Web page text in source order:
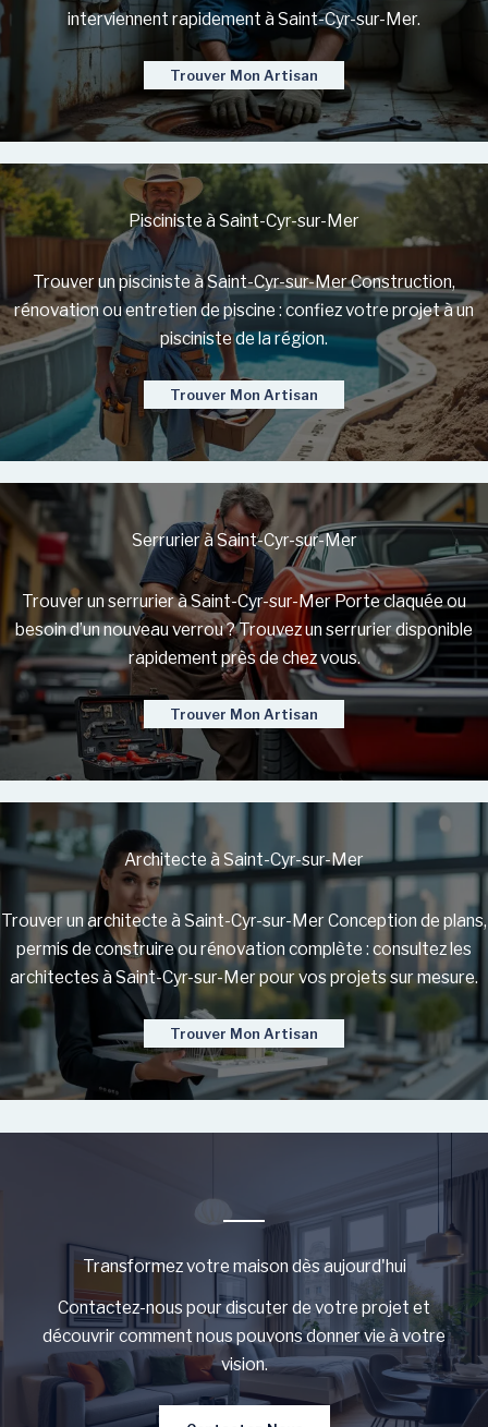
interviennent rapidement à Saint-Cyr-sur-Mer.
Trouver Mon Artisan
Pisciniste à Saint-Cyr-sur-Mer
Trouver un pisciniste à Saint-Cyr-sur-Mer Construction,
rénovation ou entretien de piscine : confiez votre projet à un
pisciniste de la région.
Trouver Mon Artisan
Serrurier à Saint-Cyr-sur-Mer
Trouver un serrurier à Saint-Cyr-sur-Mer Porte claquée ou
besoin d’un nouveau verrou ? Trouvez un serrurier disponible
rapidement près de chez vous.
Trouver Mon Artisan
Architecte à Saint-Cyr-sur-Mer
Trouver un architecte à Saint-Cyr-sur-Mer Conception de plans,
permis de construire ou rénovation complète : consultez les
architectes à Saint-Cyr-sur-Mer pour vos projets sur mesure.
Trouver Mon Artisan
Transformez votre maison dès aujourd'hui
Contactez-nous pour discuter de votre projet et
découvrir comment nous pouvons donner vie à votre
vision.